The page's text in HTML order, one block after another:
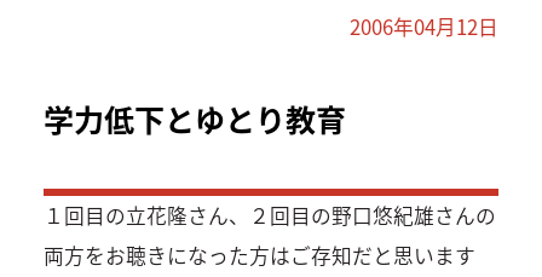
2006年04月12日
学力低下とゆとり教育
１回目の立花隆さん、２回目の野口悠紀雄さんの
両方をお聴きになった方はご存知だと思います